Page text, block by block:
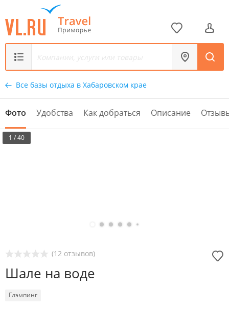
Все базы отдыха в Хабаровском крае
Фото Удобства Как добраться Описание
1 / 40
(12 отзывов)
Шале на воде
Глэмпинг